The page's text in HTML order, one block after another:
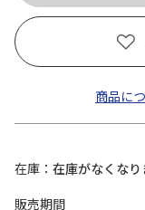
商品に
在庫
在庫がなくなり
販売期間